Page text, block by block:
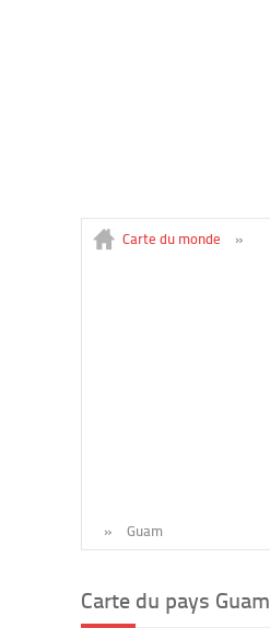
Carte du monde »
» Guam
Carte du pays Guam